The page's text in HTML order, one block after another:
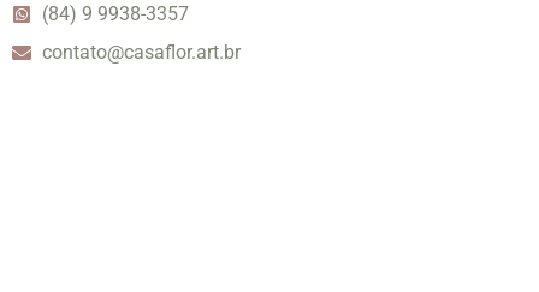
(84) 9 9938-3357
contato@casaflor.art.br